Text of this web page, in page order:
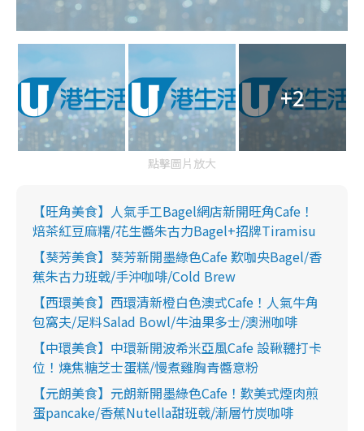
+2
點擊圖片放大
【旺角美食】人氣手工Bagel網店新開旺角Cafe！
焙茶紅豆麻糬/花生醬朱古力Bagel+招牌Tiramisu
【葵芳美食】葵芳新開墨綠色Cafe 歎咖央Bagel/香
蕉朱古力班戟/手沖咖啡/Cold Brew
【西環美食】西環清新橙白色澳式Cafe！人氣牛角
包窩夫/足料Salad Bowl/牛油果多士/澳洲咖啡
【中環美食】中環新開波希米亞風Cafe 設鞦韆打卡
位！燒焦糖芝士蛋糕/慢煮雞胸青醬意粉
【元朗美食】元朗新開墨綠色Cafe！歎美式煙肉煎
蛋pancake/香蕉Nutella甜班戟/漸層竹炭咖啡